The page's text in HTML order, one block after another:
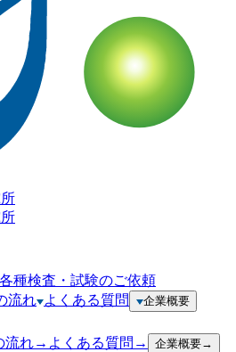
各種検査・試験のご依頼
流れ よくある質問
企業概要
流れ→ よくある質問 → 企業概要→